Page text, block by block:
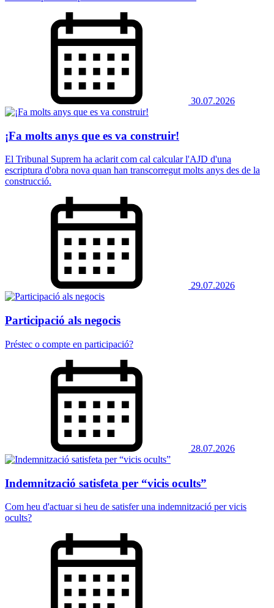
30.07.2026
¡Fa molts anys que es va construir!
El Tribunal Suprem ha aclarit com cal calcular l'AJD d'una
escriptura d'obra nova quan han transcorregut molts anys des de la
construcció.
29.07.2026
Participació als negocis
Préstec o compte en participació?
28.07.2026
Indemnització satisfeta per “vicis ocults”
Com heu d'actuar si heu de satisfer una indemnització per vicis
ocults?